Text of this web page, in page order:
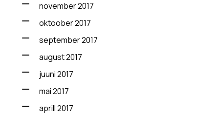
november 2017
oktoober 2017
september 2017
august 2017
juuni 2017
mai 2017
aprill 2017